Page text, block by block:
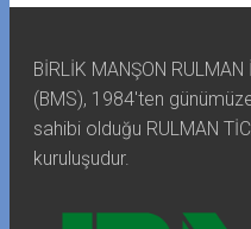
BİRLİK MANŞON
(BMS), 1984'ten
sahibi olduğu RULMAN
kuruluşudur.